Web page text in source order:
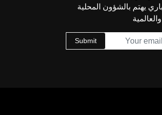
يهتم بالشؤون المحلية
Submit